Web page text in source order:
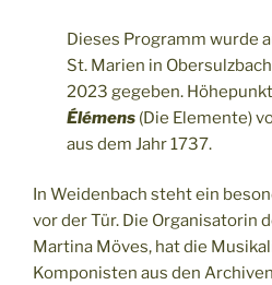
Dieses Programm wurde
St. Marien in
2023 gegeben.
Élémens (Die Elemente)
aus dem Jahr 1737.
In Weidenbach steht ein
vor der Tür. Die Organisatorin
Martina Möves, hat die
Komponisten aus den